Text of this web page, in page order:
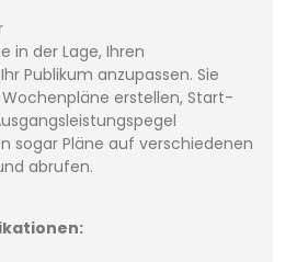
in der Lage, Ihren
Publikum anzupassen. Sie
erstellen, Start-
sogar Pläne auf verschiedenen
abrufen.